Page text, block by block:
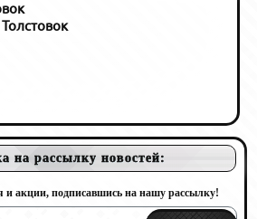
на рассылку новостей:
и акции, подписавшись на нашу рассылку!